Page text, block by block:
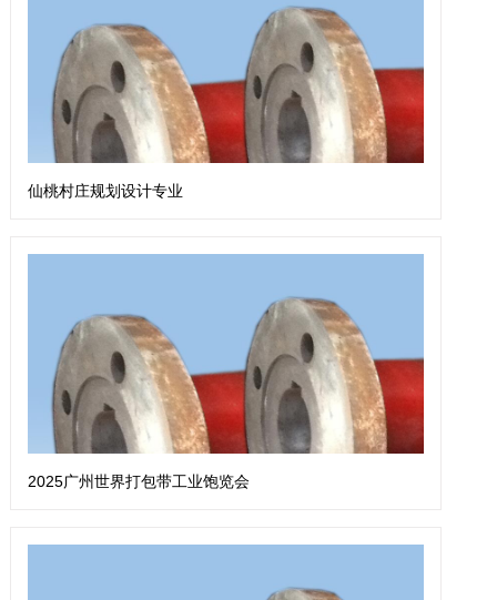
仙桃村庄规划设计专业
2025广州世界打包带工业饱览会